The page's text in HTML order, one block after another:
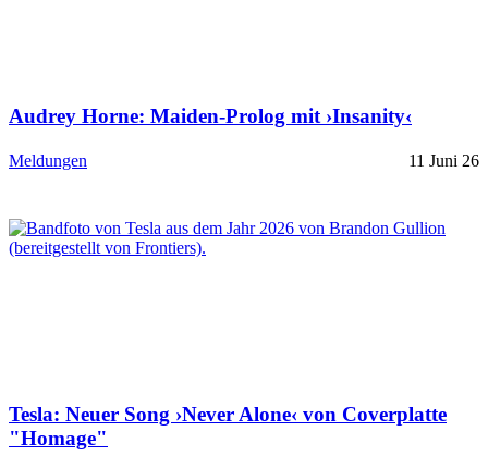
Audrey Horne: Maiden-Prolog mit ›Insanity‹
Meldungen 11 Juni 26
Tesla: Neuer Song ›Never Alone‹ von Coverplatte
"Homage"